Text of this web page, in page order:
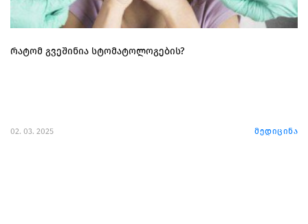
რატომ გვეშინია სტომატოლოგების?
02. 03. 2025 მედიცინა